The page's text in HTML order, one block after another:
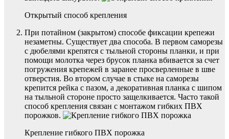
Открытый способ крепления
При потайном (закрытом) способе фиксации крепежи
незаметны. Существует два способа. В первом саморезы
с дюбелями крепятся с тыльной стороны планки, и при
помощи молотка через брусок планка вбивается за счет
погружения крепежей в заранее просверленные в шве
отверстия. Во втором случае в стыке на саморезы
крепится рейка с пазом, а декоративная планка с шипом
на тыльной стороне просто защелкивается. Часто такой
способ крепления связан с монтажом гибких ПВХ
порожков.
Крепление гибкого ПВХ порожка